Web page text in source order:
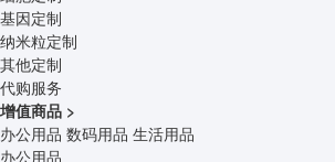
基因定制
纳米粒定制
其他定制
代购服务
增值商品 >
办公用品 数码用品 生活用品
办公用品